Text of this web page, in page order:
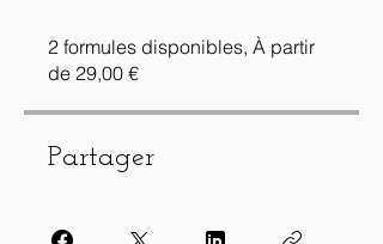
2 formules disponibles, À partir
de 29,00 €
Partager